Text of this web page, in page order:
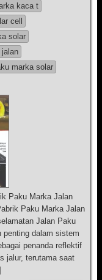
kaca t
cell
solar
jalan
marka solar
Paku Marka Jalan
Paku Marka Jalan
Jalan Paku
penting dalam sistem
penanda reflektif
jalur, terutama saat